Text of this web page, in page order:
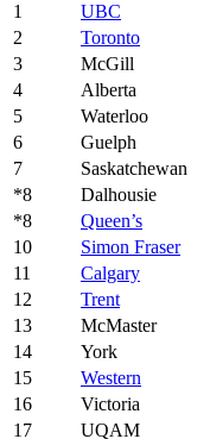
1
UBC
2
Toronto
3
McGill
4
Alberta
5
Waterloo
6
Guelph
7
Saskatchewan
*8
Dalhousie
*8
Queen’s
10
Simon Fraser
11
Calgary
12
Trent
13
McMaster
14
York
15
Western
16
Victoria
17
UQAM